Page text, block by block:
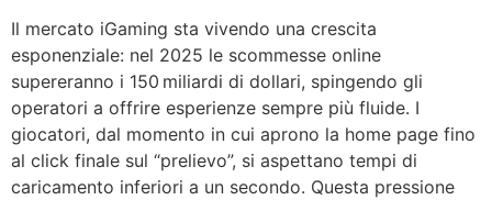
Il mercato iGaming sta vivendo una crescita
esponenziale: nel 2025 le scommesse online
supereranno i 150 miliardi di dollari, spingendo gli
operatori a offrire esperienze sempre più fluide. I
giocatori, dal momento in cui aprono la home page fino
al click finale sul “prelievo”, si aspettano tempi di
caricamento inferiori a un secondo. Questa pressione